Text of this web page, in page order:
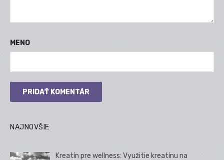
MENO
NAJNOVŠIE
Kreatín pre wellness: Využitie kreatínu na